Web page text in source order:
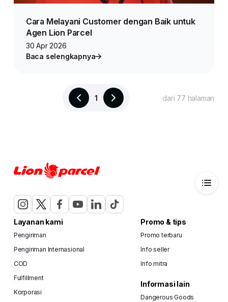
Cara Melayani Customer dengan Baik untuk
Agen Lion Parcel
30 Apr 2026
Baca selengkapnya
1 dari 77 halaman
Layanan kami
Pengiriman
Pengiriman Internasional
COD
Fulfillment
Korporasi
Promo & tips
Promo terbaru
Info seller
Info mitra
Informasi lain
Dangerous Goods